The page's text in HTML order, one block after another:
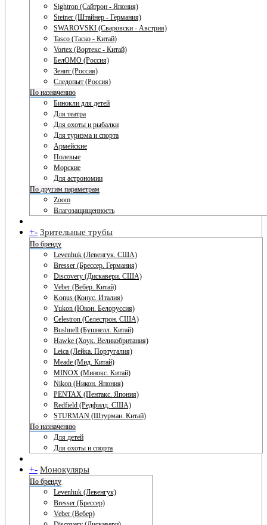
Sightron (Сайтрон - Япония)
Steiner (Штайнер - Германия)
SWAROVSKI (Сваровски - Австрия)
Tasco (Таско - Китай)
Vortex (Вортекс - Китай)
БелОМО (Россия)
Зенит (Россия)
Следопыт (Россия)
По назначению
Бинокли для детей
Для театра
Для охоты и рыбалки
Для туризма и спорта
Армейские
Полевые
Морские
Для астрономии
По другим параметрам
Zoom
Влагозащищенность
+- Зрительные трубы
По бренду
Levenhuk (Левенгук. США)
Bresser (Брессер. Германия)
Discovery (Дискавери. США)
Veber (Вебер. Китай)
Konus (Конус. Италия)
Yukon (Юкон. Белоруссия)
Celestron (Селестрон. США)
Bushnell (Бушнелл. Китай)
Hawke (Хоук. Великобритания)
Leica (Лейка. Португалия)
Meade (Мид. Китай)
MINOX (Минокс. Китай)
Nikon (Никон. Япония)
PENTAX (Пентакс. Япония)
Redfield (Редфилд. США)
STURMAN (Штурман. Китай)
По назначению
Для детей
Для охоты и спорта
+- Монокуляры
По бренду
Levenhuk (Левенгук)
Bresser (Брессер)
Veber (Вебер)